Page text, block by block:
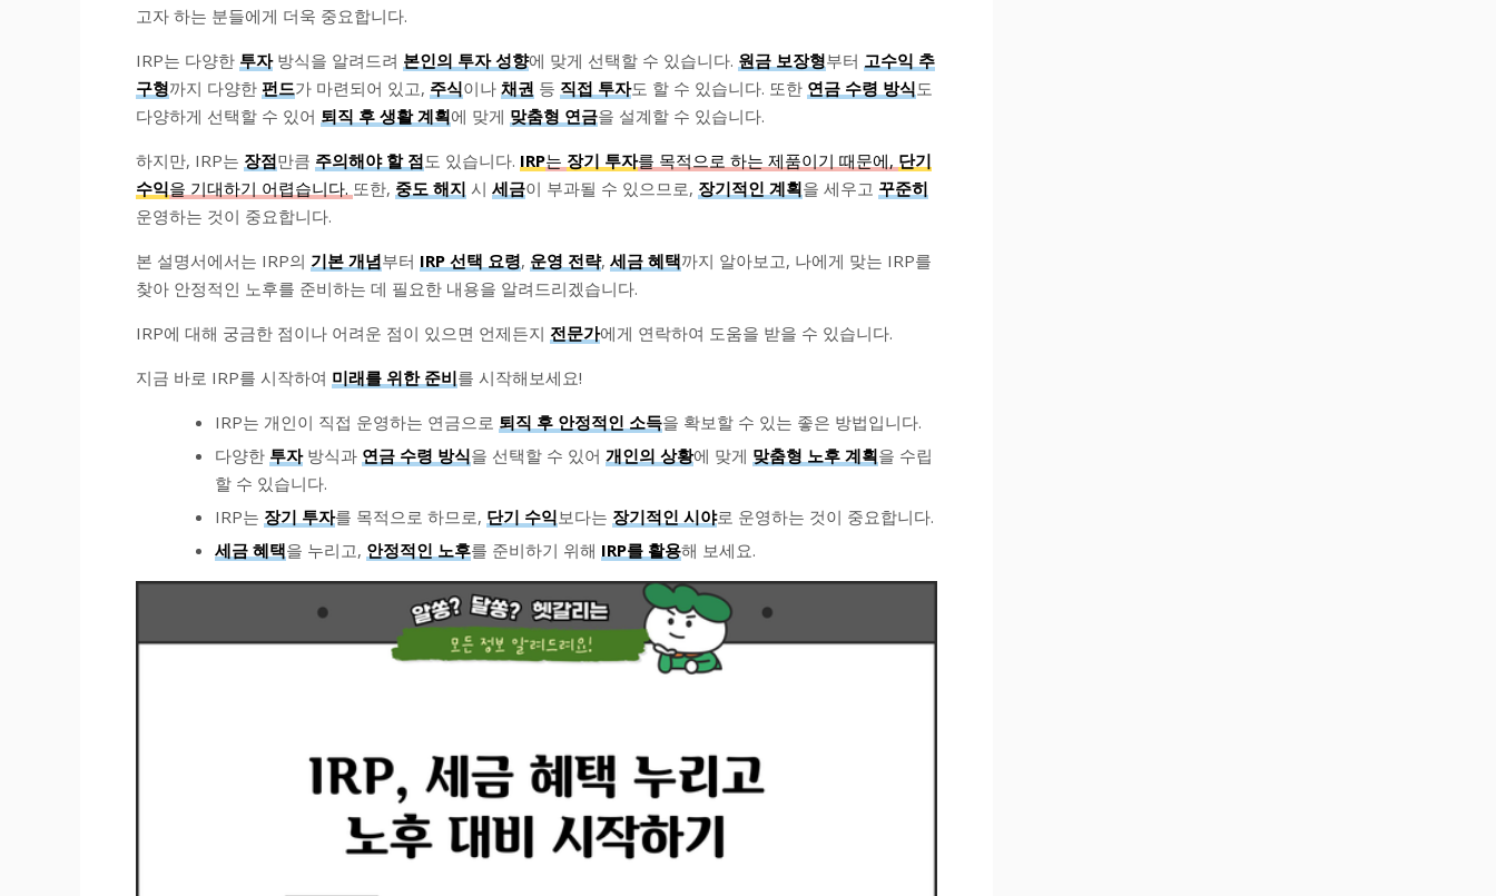
고자 하는 분들에게 더욱 중요합니다.
IRP는 다양한 투자방식을 알려드려 본인의 투자 성향에 맞게 선택할 수 있습니다. 원금 보장형부터 고수익 추
구형까지 다양한 펀드가 마련되어 있고, 주식이나 채권 등 직접 투자도 할 수 있습니다. 또한 연금 수령 방식도
다양하게 선택할 수 있어 퇴직 후 생활 계획에 맞게 맞춤형 연금을 설계할 수 있습니다.
하지만, IRP는 장점만큼 주의해야 할 점도 있습니다. IRP는 장기 투자를 목적으로 하는 제품이기 때문에, 단기
수익을 기대하기 어렵습니다. 또한, 중도 해지 시 세금이 부과될 수 있으므로, 장기적인 계획을 세우고 꾸준히
운영하는 것이 중요합니다.
본 설명서에서는 IRP의 기본 개념부터 IRP 선택 요령, 운영 전략, 세금 혜택까지 알아보고, 나에게 맞는 IRP를
찾아 안정적인 노후를 준비하는 데 필요한 내용을 알려드리겠습니다.
IRP에 대해 궁금한 점이나 어려운 점이 있으면 언제든지 전문가에게 연락하여 도움을 받을 수 있습니다.
지금 바로 IRP를 시작하여 미래를 위한 준비를 시작해보세요!
IRP는 개인이 직접 운영하는 연금으로 퇴직 후 안정적인 소득을 확보할 수 있는 좋은 방법입니다.
다양한 투자방식과 연금 수령 방식을 선택할 수 있어 개인의 상황에 맞게 맞춤형 노후 계획을 수립
할 수 있습니다.
IRP는 장기 투자를 목적으로 하므로, 단기 수익보다는 장기적인 시야로 운영하는 것이 중요합니다.
세금 혜택을 누리고, 안정적인 노후를 준비하기 위해 IRP를 활용해 보세요.